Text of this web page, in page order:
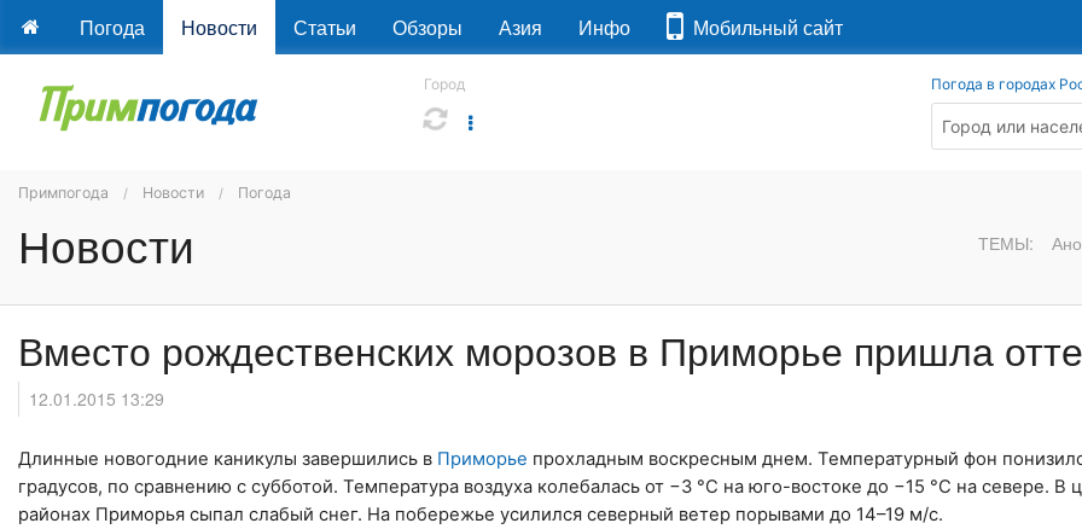
Погода Новости Статьи Обзоры Азия Инфо Мобильный сайт
Город Погода в городах
Примпогода Новости Погода
Новости ТЕМЫ:
Вместо рождественских морозов в Приморье пришла
12.01.2015 13:29
Длинные новогодние каникулы завершились в Приморье прохладным воскресным днем. Температурный фон
градусов, по сравнению с субботой. Температура воздуха колебалась от −3 °C на юго-востоке до −15 °C на севере. В
районах Приморья сыпал слабый снег. На побережье усилился северный ветер порывами до 14–19 м/с.